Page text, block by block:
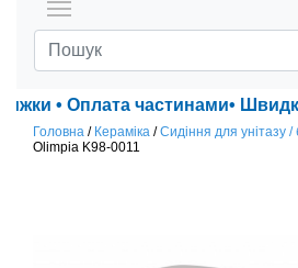
• Оплата частинами• Швидка
Головна / Кераміка /Сидіння для унітазу /
Olimpia K98-0011